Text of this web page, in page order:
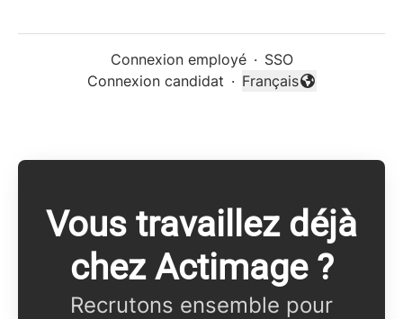
Connexion employé · SSO
Connexion candidat ·
Changer la langue
Français
Vous travaillez déjà
chez Actimage ?
Recrutons ensemble pour